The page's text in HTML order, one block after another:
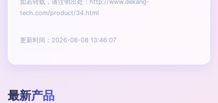
如若转载，请注明出处：http://www.dekang-
tech.com/product/34.html
更新时间：2026-08-08 13:46:07
最新产品